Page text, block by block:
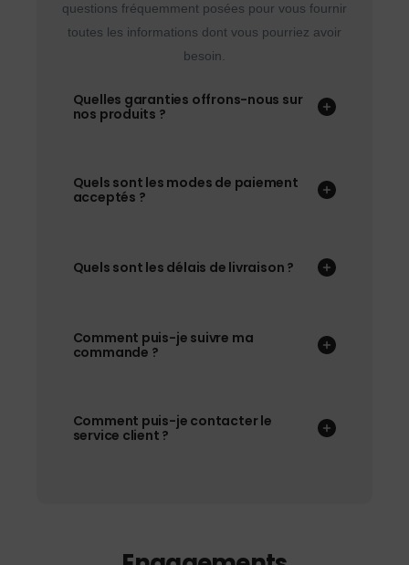
questions fréquemment posées pour vous fournir
toutes les informations dont vous pourriez avoir
besoin.
Quelles garanties offrons-nous sur
nos produits ?
Quels sont les modes de paiement
acceptés ?
Quels sont les délais de livraison ?
Comment puis-je suivre ma
commande ?
Comment puis-je contacter le
service client ?